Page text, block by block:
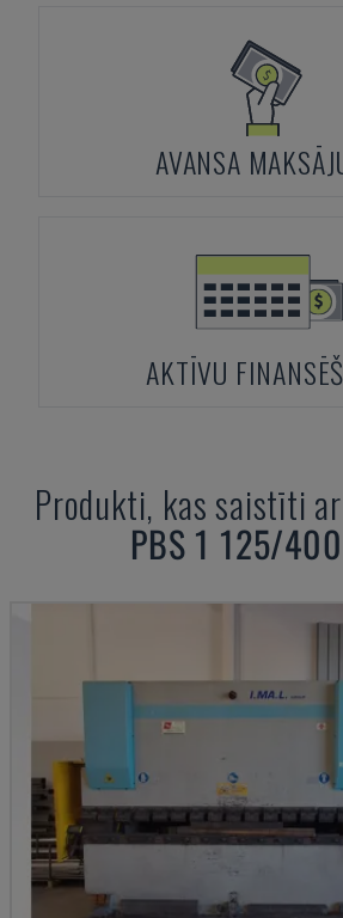
AVANSA
AKTĪVU
Produkti, kas saistīti ar
PBS 1 125/